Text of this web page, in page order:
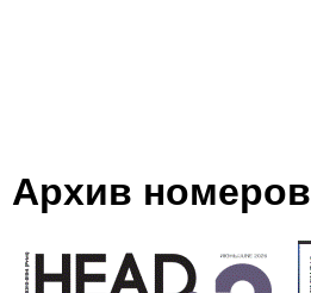
Архив номеров